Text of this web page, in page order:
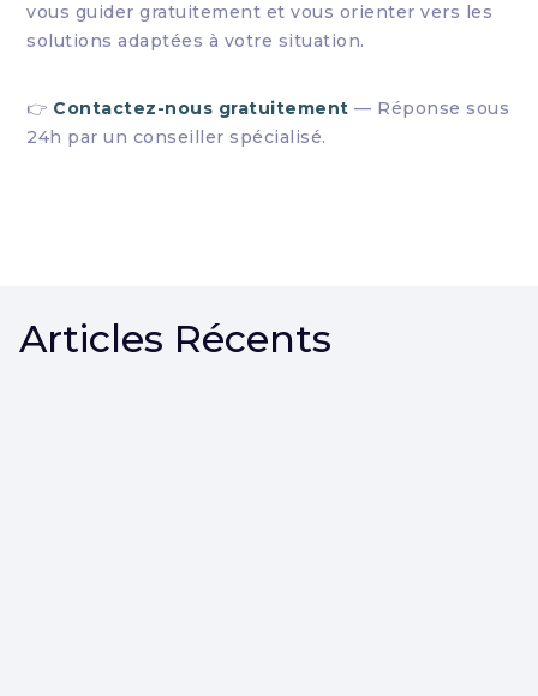
vous guider gratuitement et vous orienter vers les
solutions adaptées à votre situation.
👉 Contactez-nous gratuitement — Réponse sous
24h par un conseiller spécialisé.
Articles Récents